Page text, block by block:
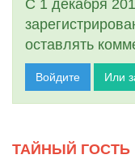
С 1 декабря
оставлять
Войдите Или
ТАЙНЫЙ ГОСТЬ